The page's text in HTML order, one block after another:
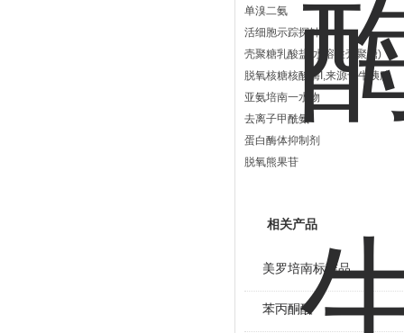
单溴二氨
活细胞示踪探针
壳聚糖乳酸盐(水溶性壳聚糖)
脱氧核糖核酸酶I,来源于牛胰腺
亚氨培南一水物
去离子甲酰氨
蛋白酶体抑制剂
脱氧熊果苷
相关产品
美罗培南标准品
苯丙酮酸